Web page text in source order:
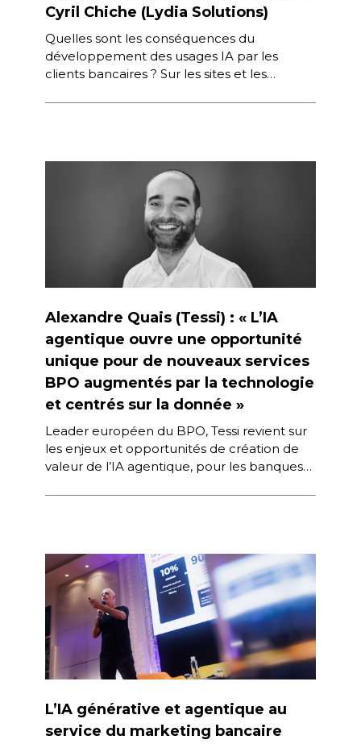
Cyril Chiche (Lydia Solutions)
Quelles sont les conséquences du
développement des usages IA par les
clients bancaires ? Sur les sites et les
Alexandre Quais (Tessi) : « L’IA
agentique ouvre une opportunité
unique pour de nouveaux services
BPO augmentés par la technologie
et centrés sur la donnée »
Leader européen du BPO, Tessi revient sur
les enjeux et opportunités de création de
valeur de l’IA agentique, pour les banques
L’IA générative et agentique au
service du marketing bancaire